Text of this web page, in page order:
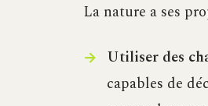
La nature a ses
Utiliser des
capables de